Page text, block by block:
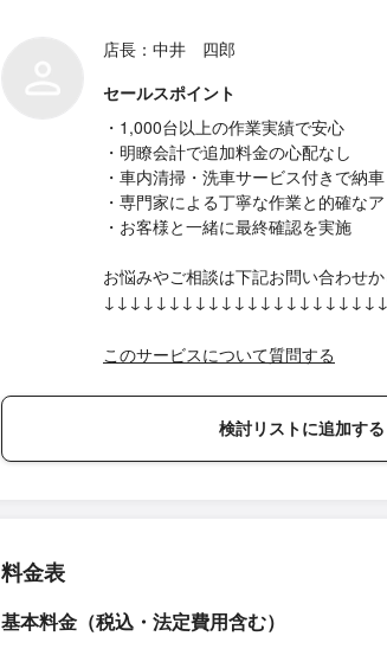
店長：中井 四郎
セールスポイント
・1,000台以上の作業実績で安心
・明瞭会計で追加料金の心配なし
・車内清掃・洗車サービス付きで納車
・専門家による丁寧な作業と的確な
・お客様と一緒に最終確認を実施
お悩みやご相談は下記お問い合わせか
このサービスについて質問する
検討リストに追加する
料金表
基本料金（税込・法定費用含む）